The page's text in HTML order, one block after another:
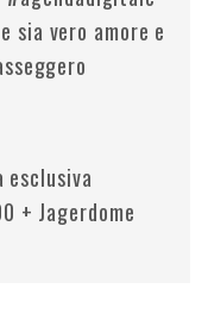
sia vero amore e
+ Jagerdome